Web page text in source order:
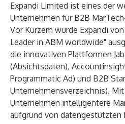
Expandi Limited ist eines der
Unternehmen für B2B
Vor Kurzem wurde Expandi
Leader in ABM worldwide"
die innovativen Plattformen
(Absichtsdaten),
Programmatic Ad) und B2B
Unternehmensverzeichnis).
Unternehmen intelligentere
aufgrund von datengestützten